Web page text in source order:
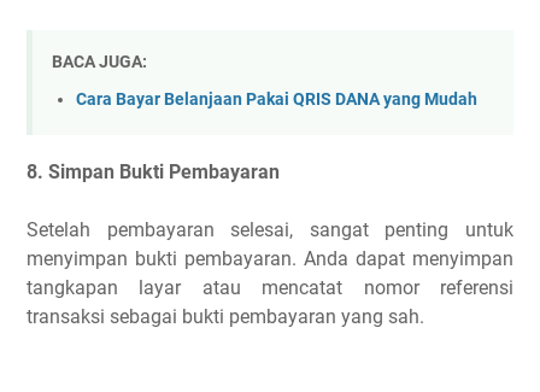
BACA JUGA:
Cara Bayar Belanjaan Pakai QRIS DANA yang Mudah
8. Simpan Bukti Pembayaran
Setelah pembayaran selesai, sangat penting untuk
menyimpan bukti pembayaran. Anda dapat menyimpan
tangkapan layar atau mencatat nomor referensi
transaksi sebagai bukti pembayaran yang sah.